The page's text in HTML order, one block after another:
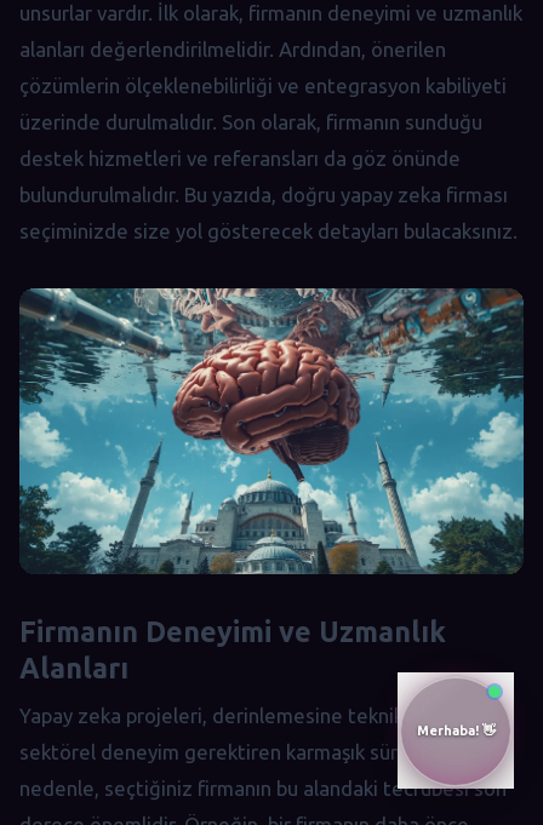
unsurlar vardır. İlk olarak, firmanın deneyimi ve uzmanlık
alanları değerlendirilmelidir. Ardından, önerilen
çözümlerin ölçeklenebilirliği ve entegrasyon kabiliyeti
üzerinde durulmalıdır. Son olarak, firmanın sunduğu
destek hizmetleri ve referansları da göz önünde
bulundurulmalıdır. Bu yazıda, doğru yapay zeka firması
seçiminizde size yol gösterecek detayları bulacaksınız.
Firmanın Deneyimi ve Uzmanlık
Alanları
Yapay zeka projeleri, derinlemesine teknik bilgi ve
sektörel deneyim gerektiren karmaşık süreçlerdir. Bu
nedenle, seçtiğiniz firmanın bu alandaki tecrübesi son